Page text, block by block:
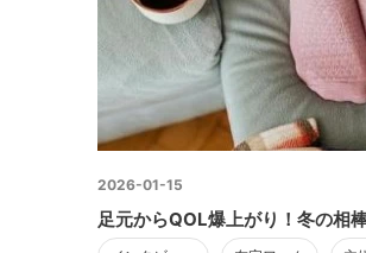
2026-01-15
足元からQOL爆上がり！冬の相